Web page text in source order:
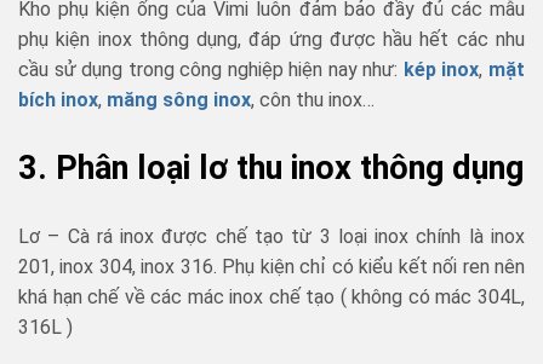
Kho phụ kiện ống của Vimi luôn đảm bảo đầy đủ các mẫu
phụ kiện inox thông dụng, đáp ứng được hầu hết các nhu
cầu sử dụng trong công nghiệp hiện nay như: kép inox, mặt
bích inox, măng sông inox, côn thu inox…
3. Phân loại lơ thu inox thông dụng
Lơ – Cà rá inox được chế tạo từ 3 loại inox chính là inox
201, inox 304, inox 316. Phụ kiện chỉ có kiểu kết nối ren nên
khá hạn chế về các mác inox chế tạo ( không có mác 304L,
316L )